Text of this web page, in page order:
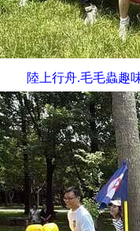
陸上行舟.毛毛蟲趣